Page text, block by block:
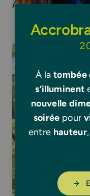
Activités et
À la tombée
s’illuminent
nouvelle
soirée pour
entre hauteur,